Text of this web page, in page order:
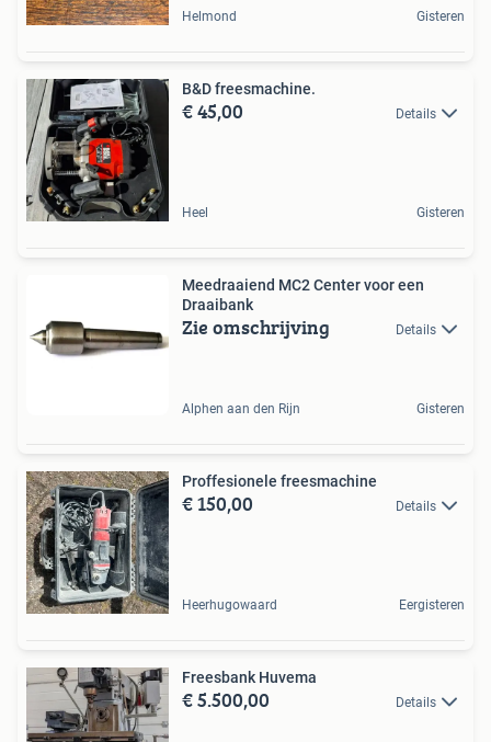
Helmond Gisteren
B&D freesmachine.
€ 45,00 Details
Heel Gisteren
Meedraaiend MC2 Center voor een
Draaibank
Zie omschrijving Details
Alphen aan den Rijn Gisteren
Proffesionele freesmachine
€ 150,00 Details
Heerhugowaard Eergisteren
Freesbank Huvema
€ 5.500,00 Details